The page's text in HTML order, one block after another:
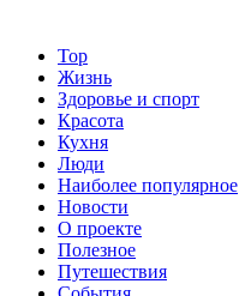
Top
Жизнь
Здоровье и спорт
Красота
Кухня
Люди
Наиболее популярное
Новости
О проекте
Полезное
Путешествия